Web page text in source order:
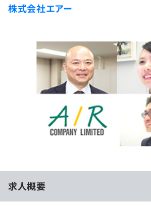
新卒エージェント
インタビュー
就活成功ガイド
4択課題
リファレンス
法人向けプラン
契約内容・クーポン
再チャレンジ結果一覧
paiza times
株式会社エアー
求人概要